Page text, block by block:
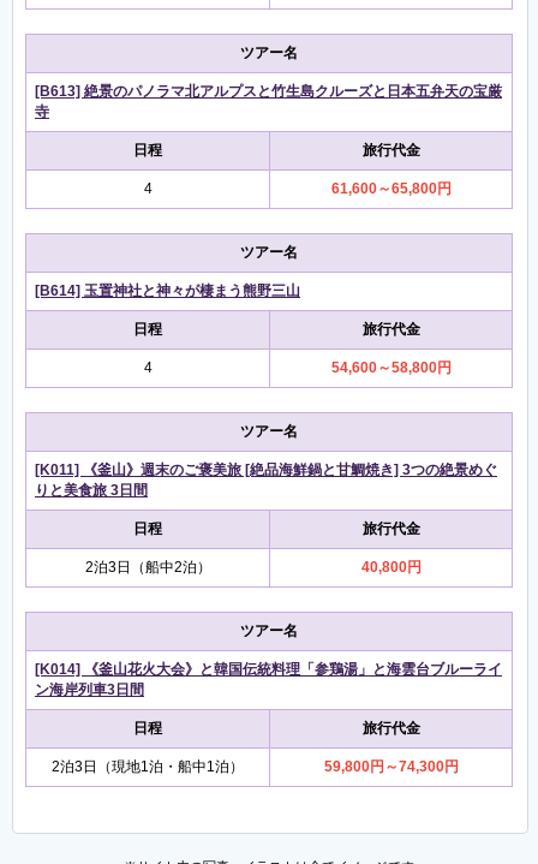
ツアー名
[B613] 絶景のパノラマ北アルプスと竹生島クルーズと日本五弁天の宝厳
寺
日程 旅行代金
4 61,600～65,800円
ツアー名
[B614] 玉置神社と神々が棲まう熊野三山
日程 旅行代金
4 54,600～58,800円
ツアー名
[K011] 《釜山》週末のご褒美旅 [絶品海鮮鍋と甘鯛焼き] 3つの絶景めぐ
りと美食旅 3日間
日程 旅行代金
2泊3日（船中2泊） 40,800円
ツアー名
[K014] 《釜山花火大会》と韓国伝統料理「参鶏湯」と海雲台ブルーライ
ン海岸列車3日間
日程 旅行代金
2泊3日（現地1泊・船中1泊） 59,800円～74,300円